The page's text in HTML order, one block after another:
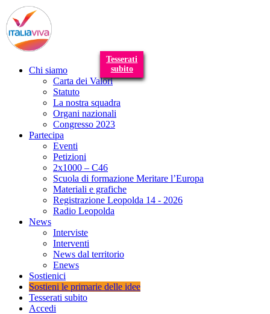
Tesserati
subito
Chi siamo
Carta dei Valori
Statuto
La nostra squadra
Organi nazionali
Congresso 2023
Partecipa
Eventi
Petizioni
2x1000 – C46
Scuola di formazione Meritare l’Europa
Materiali e grafiche
Registrazione Leopolda 14 - 2026
Radio Leopolda
News
Interviste
Interventi
News dal territorio
Enews
Sostienici
Sostieni le primarie delle idee
Tesserati subito
Accedi